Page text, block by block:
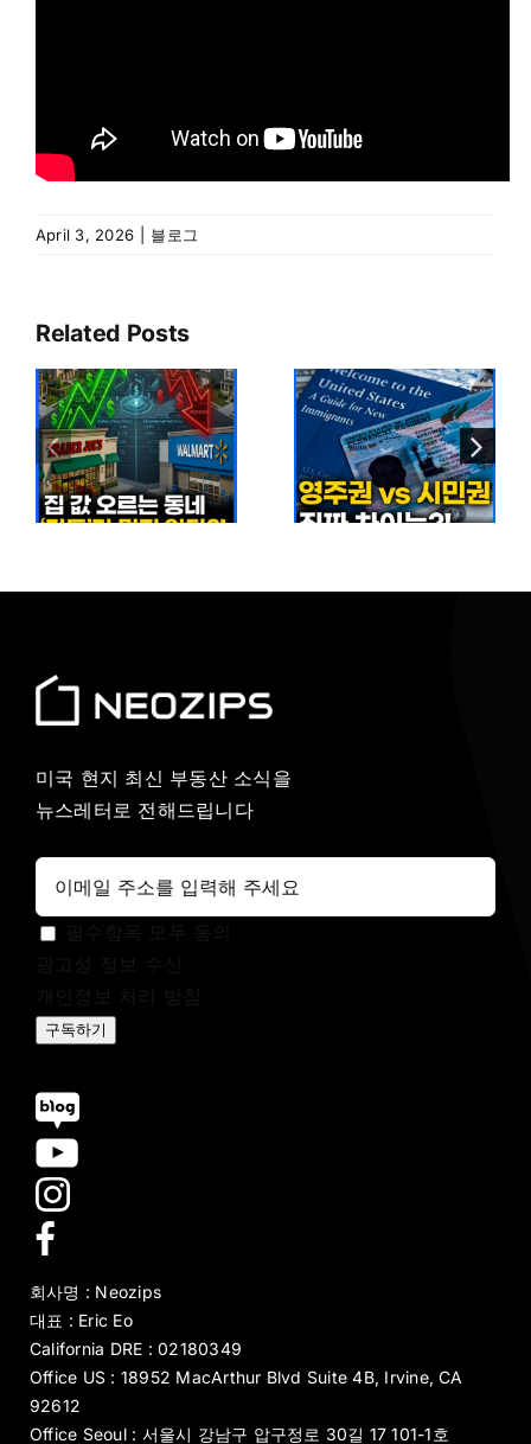
April 3, 2026 블로그
Related Posts
2026년 미국
영주권 vs
시민권 완벽
비교
미국 이민
감소 현실…
5개월 만에
140만 명
줄어든 이유
미국 현지 최신 부동산 소식을
뉴스레터로 전해드립니다
구독하기
회사명 : Neozips
대표 : Eric Eo
California DRE : 02180349
Office US : 18952 MacArthur Blvd Suite 4B, Irvine, CA
92612
Office Seoul : 서울시 강남구 압구정로 30길 17 101-1호